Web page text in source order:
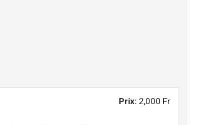
Prix: 2,000 Fr